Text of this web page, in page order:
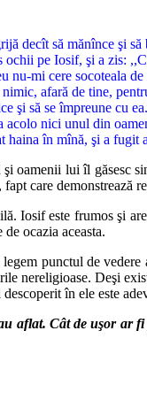
decît să mănînce şi
ochii pe Iosif, şi a zis:
nu-mi cere socoteala
afară de tine,
şi să se împreune cu ea.
acolo nici unul din
haina în mînă, şi a fugit
oamenii lui îl găsesc
care
Iosif este frumos şi
ocazia aceasta.
punctul de
nereligioase. Deşi
în ele este
aflat. Cât de uşor